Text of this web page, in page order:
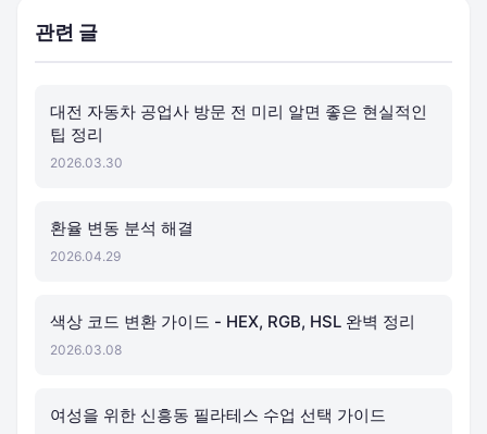
관련 글
대전 자동차 공업사 방문 전 미리 알면 좋은 현실적인
팁 정리
2026.03.30
환율 변동 분석 해결
2026.04.29
색상 코드 변환 가이드 - HEX, RGB, HSL 완벽 정리
2026.03.08
여성을 위한 신흥동 필라테스 수업 선택 가이드